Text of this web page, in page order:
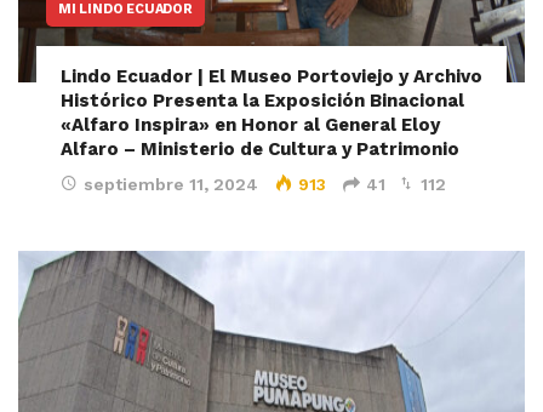
MI LINDO ECUADOR
Lindo Ecuador | El Museo Portoviejo y Archivo
Histórico Presenta la Exposición Binacional
«Alfaro Inspira» en Honor al General Eloy
Alfaro – Ministerio de Cultura y Patrimonio
septiembre 11, 2024 913 41 112